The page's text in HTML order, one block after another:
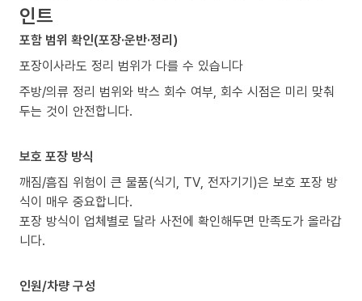
인트
포함 범위 확인(포장·운반·정리)
포장이사라도 정리 범위가 다를 수 있습니다
주방/의류 정리 범위와 박스 회수 여부, 회수 시점은 미리 맞춰
두는 것이 안전합니다.
보호 포장 방식
깨짐/흠집 위험이 큰 물품(식기, TV, 전자기기)은 보호 포장 방
식이 매우 중요합니다.
포장 방식이 업체별로 달라 사전에 확인해두면 만족도가 올라갑
니다.
인원/차량 구성